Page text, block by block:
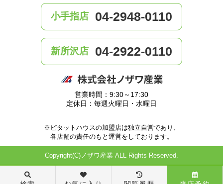
小手指店 04-2948-0110
新所沢店 04-2922-0110
営業時間：9:30～17:30
定休日：毎週火曜日・水曜日
※ピタットハウスの加盟店は独立自営であり、
各店舗の責任のもと運営をしております。
Copyright(C)ノザワ産業 ALL Rights Reserved.